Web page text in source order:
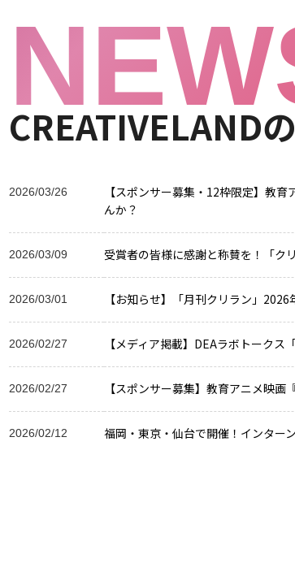
CREATIVELAND
2026/03/26
【スポンサー募集・12枠限定】教
んか？
2026/03/09 受賞者の皆様に感謝と称賛を！「ク
2026/03/01 【お知らせ】「月刊クリラン」2026
2026/02/27 【メディア掲載】DEAラボトーク
2026/02/27 【スポンサー募集】教育アニメ映
2026/02/12 福岡・東京・仙台で開催！インター